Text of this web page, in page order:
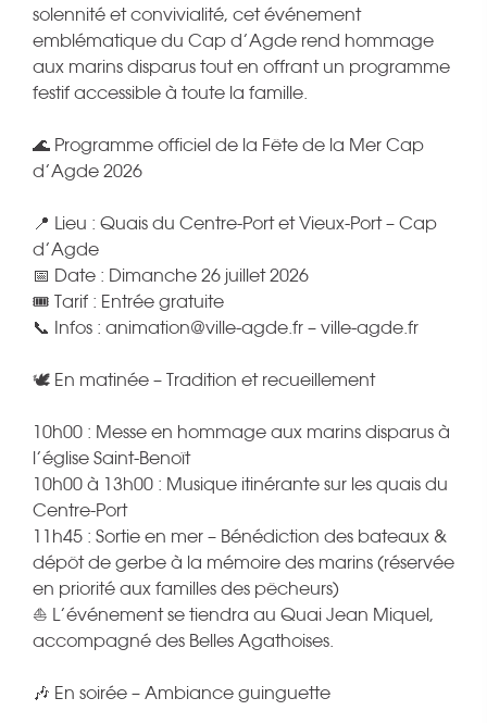
solennité et convivialité, cet événement
emblématique du Cap d’Agde rend hommage
aux marins disparus tout en offrant un programme
festif accessible à toute la famille.
🌊 Programme officiel de la Fête de la Mer Cap
d’Agde 2026
📍 Lieu : Quais du Centre-Port et Vieux-Port – Cap
d’Agde
📅 Date : Dimanche 26 juillet 2026
🎟️ Tarif : Entrée gratuite
📞 Infos : animation@ville-agde.fr – ville-agde.fr
🕊️ En matinée – Tradition et recueillement
10h00 : Messe en hommage aux marins disparus à
l’église Saint-Benoît
10h00 à 13h00 : Musique itinérante sur les quais du
Centre-Port
11h45 : Sortie en mer – Bénédiction des bateaux &
dépôt de gerbe à la mémoire des marins (réservée
en priorité aux familles des pêcheurs)
⛵ L’événement se tiendra au Quai Jean Miquel,
accompagné des Belles Agathoises.
🎶 En soirée – Ambiance guinguette